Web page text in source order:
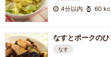
4分以内 60
なすとポークの
なす